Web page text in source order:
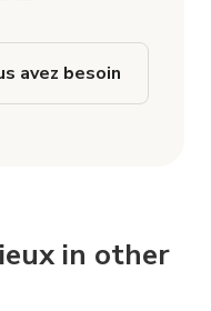
avez besoin
in other